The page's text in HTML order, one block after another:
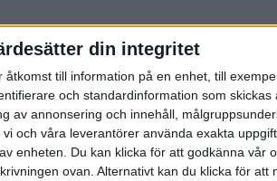
din integritet
till information på en enhet, till
och standardinformation som skickas
av annonsering och innehåll,
och våra leverantörer använda exakta
enheten. Du kan klicka för att godkänna vår
ovan. Alternativt kan du klicka för att
adidas
avgjordes i
väldigt lite vind. Totalt
sta...